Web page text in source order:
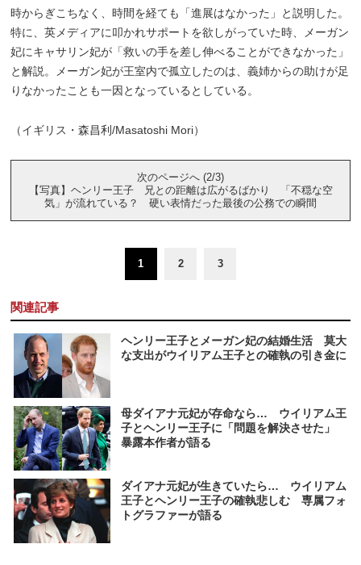
時からぎこちなく、時間を経ても「進展はなかった」と説明した。
特に、英メディアに叩かれサポートを欲しがっていた時、メーガン
妃にキャサリン妃が「救いの手を差し伸べることができなかった」
と解説。メーガン妃が王室内で孤立したのは、義姉からの助けが足
りなかったことも一因となっているとしている。
（イギリス・森昌利/Masatoshi Mori）
次のページへ (2/3)
【写真】ヘンリー王子 兄との距離は広がるばかり 「不穏な空
気」が流れている？ 硬い表情だった最後の公務での瞬間
1 2 3
関連記事
ヘンリー王子とメーガン妃の結婚生活 莫大
な支出がウイリアム王子との確執の引き金に
母ダイアナ元妃が存命なら… ウイリアム王
子とヘンリー王子に「問題を解決させた」
暴露本作者が語る
ダイアナ元妃が生きていたら… ウイリアム
王子とヘンリー王子の確執悲しむ 専属フォ
トグラファーが語る